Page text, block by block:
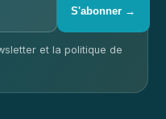
S'abonner →
et la politique de